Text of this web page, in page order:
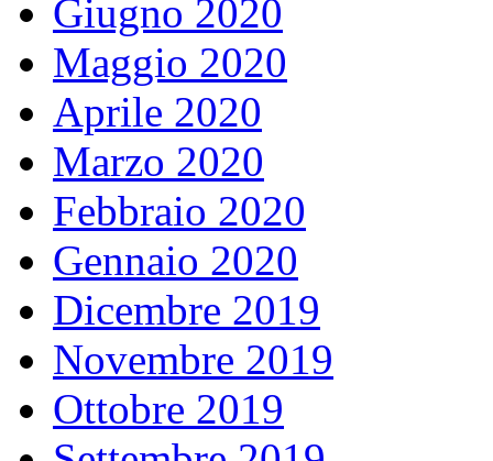
Giugno 2020
Maggio 2020
Aprile 2020
Marzo 2020
Febbraio 2020
Gennaio 2020
Dicembre 2019
Novembre 2019
Ottobre 2019